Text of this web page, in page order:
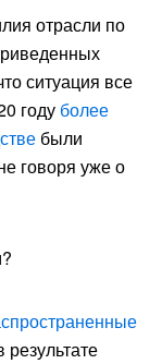
отрасли по
ситуация все
году более
были
говоря уже о
результате